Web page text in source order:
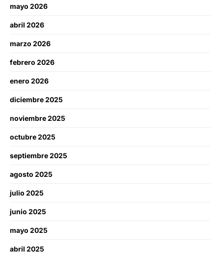
mayo 2026
abril 2026
marzo 2026
febrero 2026
enero 2026
diciembre 2025
noviembre 2025
octubre 2025
septiembre 2025
agosto 2025
julio 2025
junio 2025
mayo 2025
abril 2025